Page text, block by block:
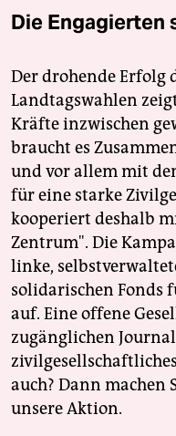
Die Engagierten
Der drohende Erfolg
Landtagswahlen
Kräfte inzwischen
braucht es
und vor allem mit
für eine starke
kooperiert deshalb
Zentrum". Die
linke,
solidarischen Fonds
auf. Eine offene
zugänglichen
auch? Dann machen
unsere Aktion.